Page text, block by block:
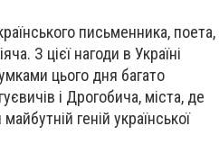
письменника, поета,
З цієї нагоди в Україні
цього дня багато
і Дрогобича, міста, де
геній української